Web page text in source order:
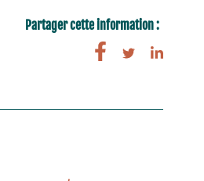
Partager cette information :